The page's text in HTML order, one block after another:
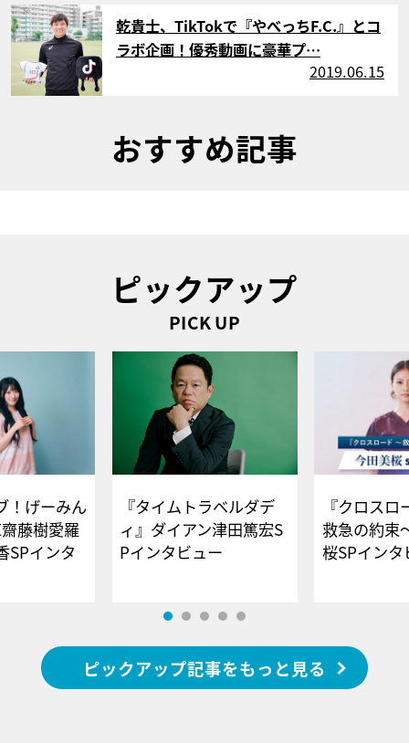
サムネイル
乾貴士、TikTokで『やべっちF.C.』とコ
ラボ企画！優秀動画に豪華プ…
2019.06.15
おすすめ記事
ピックアップ
PICK UP
！げーみん
藤樹愛羅
SPインタ
『タイムトラベルダデ
ィ』ダイアン津田篤宏S
Pインタビュー
『クロス
救急の約束
桜SPイ
ピックアップ記事をもっと見る